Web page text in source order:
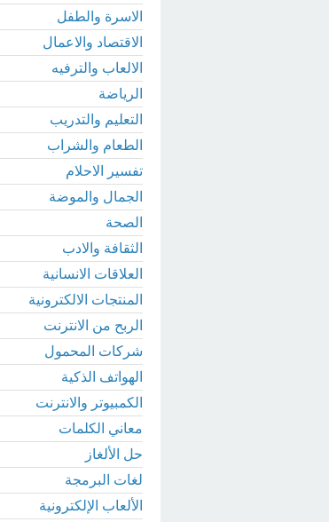
الاسرة والطفل
الاقتصاد والاعمال
الالعاب والترفيه
الرياضة
التعليم والتدريب
الطعام والشراب
تفسير الاحلام
الجمال والموضة
الصحة
الثقافة والادب
العلاقات الانسانية
المنتجات الالكترونية
الربح من الانترنت
شركات المحمول
الهواتف الذكية
الكمبيوتر والانترنت
معاني الكلمات
حل الألغاز
لغات البرمجة
الألعاب الإلكترونية